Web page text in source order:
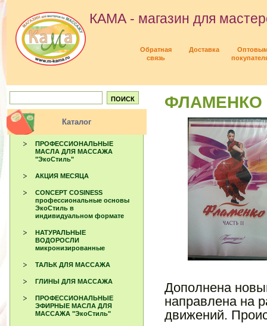
КАМА - магазин для
Обратная
связь
Доставка
Каталог
ПРОФЕССИОНАЛЬНЫЕ
МАСЛА ДЛЯ МАССАЖА
"ЭкоСтиль"
АКЦИЯ МЕСЯЦА
CONCEPT COSINESS
профессиональные основы
ЭкоСтиль в
индивидуальном формате
НАТУРАЛЬНЫЕ
ВОДОРОСЛИ
микронизированные
ТАЛЬК ДЛЯ МАССАЖА
ГЛИНЫ ДЛЯ МАССАЖА
ПРОФЕССИОНАЛЬНЫЕ
ЭФИРНЫЕ МАСЛА ДЛЯ
МАССАЖА "ЭкоСтиль"
ФЛАМЕНКО
Дополнена
направлена на
движений.